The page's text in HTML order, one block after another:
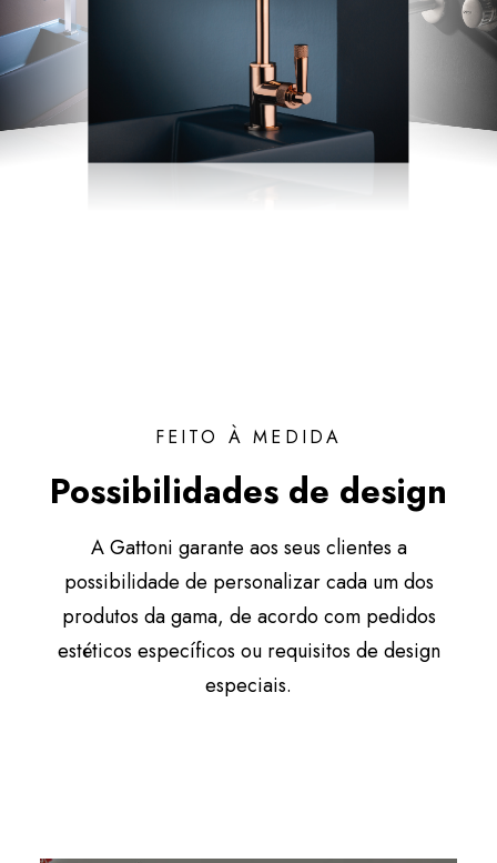
FEITO À MEDIDA
Possibilidades de design
A Gattoni garante aos seus clientes a
possibilidade de personalizar cada um dos
produtos da gama, de acordo com pedidos
estéticos específicos ou requisitos de design
especiais.